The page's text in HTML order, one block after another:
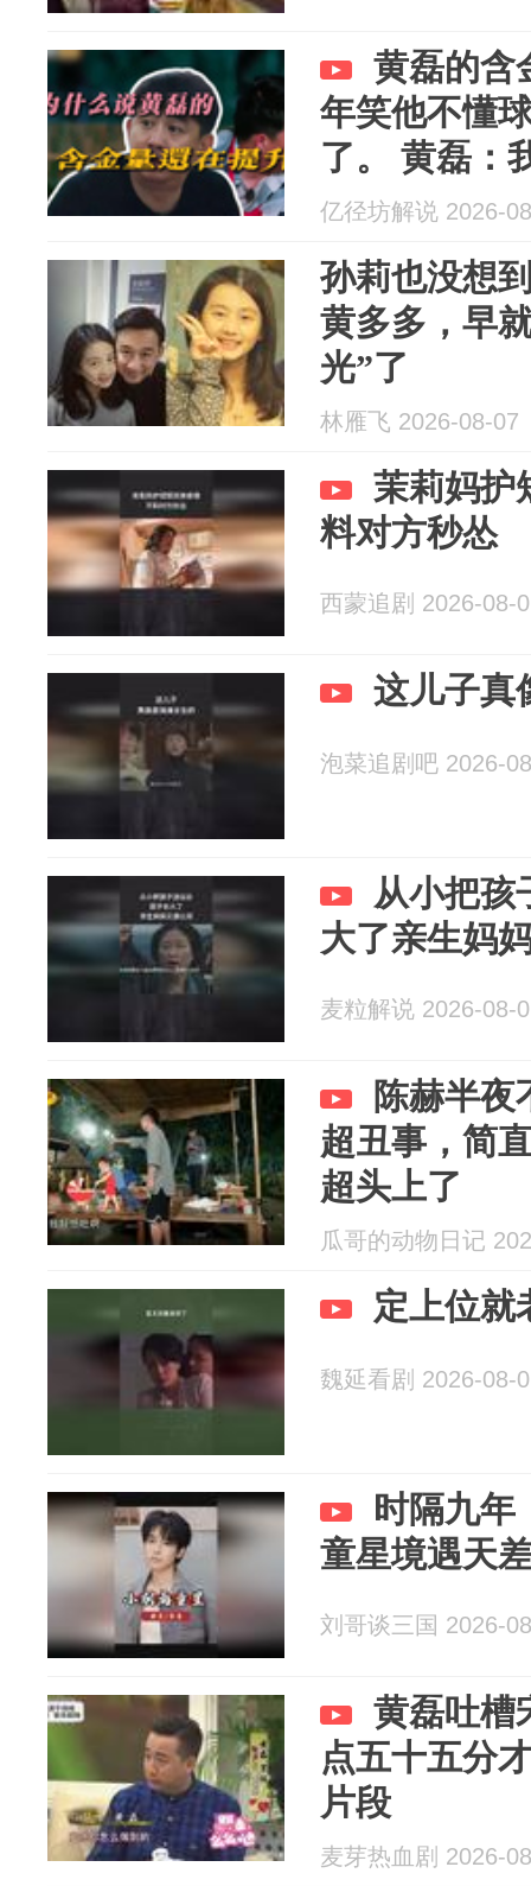
黄磊的含
年笑他不懂
了。 黄磊：
了。
亿径坊解说 2026-
孙莉也没想
黄多多，早
光”了
林雁飞 2026-08-07
茉莉妈护
料对方秒怂
西蒙追剧 2026-08-
这儿子真
泡菜追剧吧 2026-
从小把孩
大了亲生妈
麦粒解说 2026-08-
陈赫半夜
超丑事，简
超头上了
瓜哥的动物日记
定上位就
魏延看剧 2026-08-
时隔九年
童星境遇天
刘哥谈三国 2026-
黄磊吐槽
点五十五分
片段
麦芽热血剧 2026-